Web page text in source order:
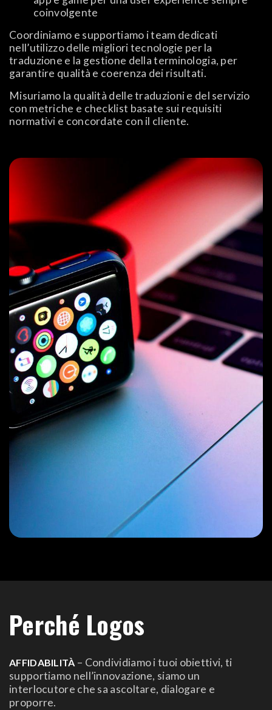
coinvolgente
Coordiniamo e supportiamo i team dedicati
nell’utilizzo delle migliori tecnologie per la
traduzione e la gestione della terminologia, per
garantire qualità e coerenza dei risultati.
Misuriamo la qualità delle traduzioni e del servizio
con metriche e checklist basate sui requisiti
normativi e concordate con il cliente.
Perché Logos
AFFIDABILITÀ – Condividiamo i tuoi obiettivi, ti
supportiamo nell’innovazione, siamo un
interlocutore che sa ascoltare, dialogare e
proporre.